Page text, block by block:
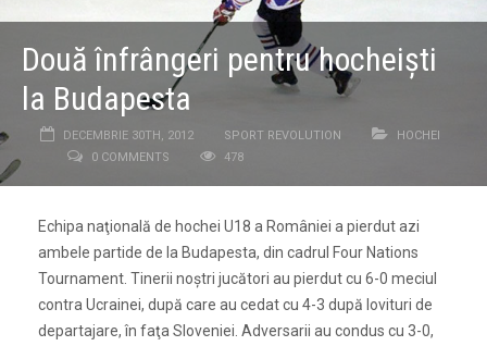
Două înfrângeri pentru hocheişti
la Budapesta
DECEMBRIE 30TH, 2012 SPORT REVOLUTION
HOCHEI
0 COMMENTS
478
Echipa naţională de hochei U18 a României a pierdut azi
ambele partide de la Budapesta, din cadrul Four Nations
Tournament. Tinerii noştri jucători au pierdut cu 6-0 meciul
contra Ucrainei, după care au cedat cu 4-3 după lovituri de
departajare, în faţa Sloveniei. Adversarii au condus cu 3-0,